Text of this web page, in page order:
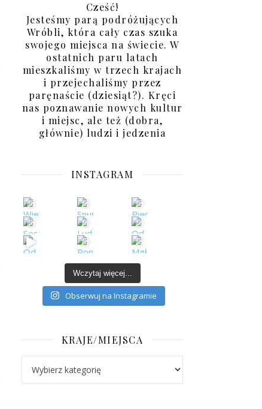
Cześć!
Jesteśmy parą podróżujących
Wróbli, która cały czas szuka
swojego miejsca na świecie. W
ostatnich paru latach
mieszkaliśmy w trzech krajach
i przejechaliśmy przez
paręnaście (dziesiąt?). Kręci
nas poznawanie nowych kultur
i miejsc, ale też (dobra,
głównie) ludzi i jedzenia
INSTAGRAM
Wczytaj więcej...
Obserwuj na Instagramie
KRAJE/MIEJSCA